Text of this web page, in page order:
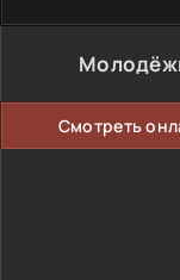
Смотреть